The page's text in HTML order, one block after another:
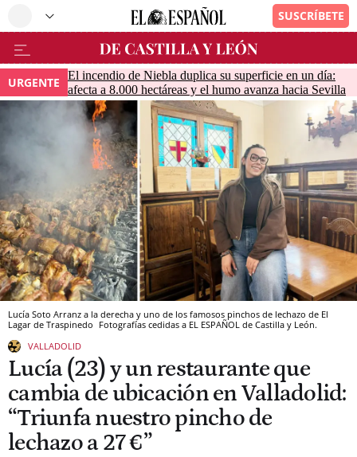
URGENTE
El incendio de Niebla duplica su superficie en un día:
afecta a 8.000 hectáreas y el humo avanza hacia Sevilla
Lucía Soto Arranz a la derecha y uno de los famosos pinchos de lechazo de El
Lagar de Traspinedo Fotografías cedidas a EL ESPAÑOL de Castilla y León.
VALLADOLID
Lucía (23) y un restaurante que
cambia de ubicación en Valladolid:
“Triunfa nuestro pincho de
lechazo a 27 €”